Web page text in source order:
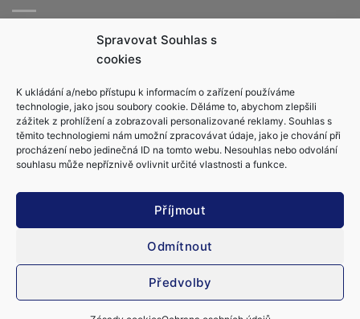
Spravovat Souhlas s
cookies
K ukládání a/nebo přístupu k informacím o zařízení používáme
technologie, jako jsou soubory cookie. Děláme to, abychom zlepšili
zážitek z prohlížení a zobrazovali personalizované reklamy. Souhlas s
těmito technologiemi nám umožní zpracovávat údaje, jako je chování při
procházení nebo jedinečná ID na tomto webu. Nesouhlas nebo odvolání
souhlasu může nepříznivě ovlivnit určité vlastnosti a funkce.
Příjmout
Odmítnout
Předvolby
Jachtařka.cz, s.r.o.
info@jachtarka.cz
+420 605 220 553
Zásady cookies (EU)
Kapitánské zkoušky
Kapitánský průkaz MDČR C (Velitel námořní jachty C)
Copyright 2026 ©Jachtařka.cz, s.r.o.